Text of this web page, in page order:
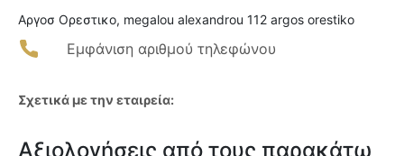
Αργοσ Ορεστικο, megalou alexandrou 112 argos orestiko
Εμφάνιση αριθμού τηλεφώνου
Σχετικά με την εταιρεία:
Αξιολογήσεις από τους παρακάτω